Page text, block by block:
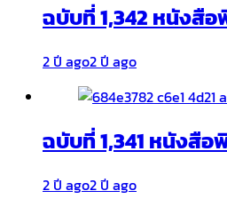
ฉบับที่ 1,342 หนังสื
2 ปี ago2 ปี ago
ฉบับที่ 1,341 หนังสือ
2 ปี ago2 ปี ago